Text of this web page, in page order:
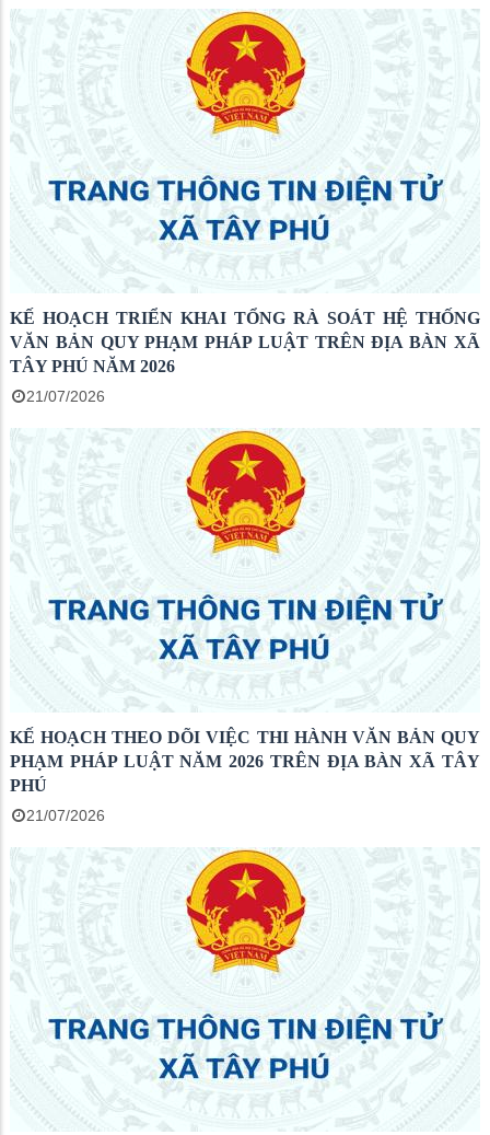
KẾ HOẠCH TRIỂN KHAI TỔNG RÀ SOÁT HỆ THỐNG
VĂN BẢN QUY PHẠM PHÁP LUẬT TRÊN ĐỊA BÀN XÃ
TÂY PHÚ NĂM 2026
21/07/2026
KẾ HOẠCH THEO DÕI VIỆC THI HÀNH VĂN BẢN QUY
PHẠM PHÁP LUẬT NĂM 2026 TRÊN ĐỊA BÀN XÃ TÂY
PHÚ
21/07/2026